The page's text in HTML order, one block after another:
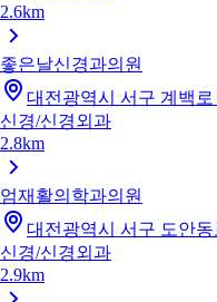
2.6km
좋은날신경과의원
대전광역시 서구 계백로
신경/신경외과
2.8km
엄재활의학과의원
대전광역시 서구 도안
신경/신경외과
2.9km